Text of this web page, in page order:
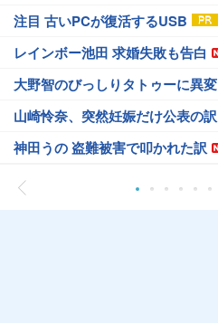
注目 古いPCが復活するUSB
レインボー池田 求婚失敗も告白
大野智のびっしりタトゥーに異変
山崎怜奈、突然妊娠だけ公表の訳
神田うの 盗難被害で叩かれた訳